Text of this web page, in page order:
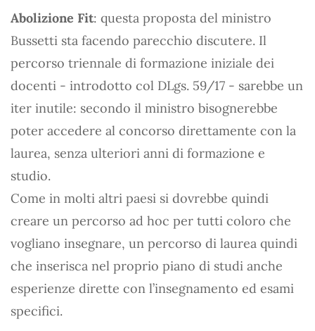
Abolizione Fit: questa proposta del ministro
Bussetti sta facendo parecchio discutere. Il
percorso triennale di formazione iniziale dei
docenti - introdotto col DLgs. 59/17 - sarebbe un
iter inutile: secondo il ministro bisognerebbe
poter accedere al concorso direttamente con la
laurea, senza ulteriori anni di formazione e
studio.
Come in molti altri paesi si dovrebbe quindi
creare un percorso ad hoc per tutti coloro che
vogliano insegnare, un percorso di laurea quindi
che inserisca nel proprio piano di studi anche
esperienze dirette con l’insegnamento ed esami
specifici.